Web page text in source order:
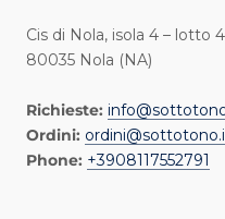
Cis di Nola, isola 4 – lotto
80035 Nola (NA)
Richieste:
Ordini:
Phone: +3908117552791